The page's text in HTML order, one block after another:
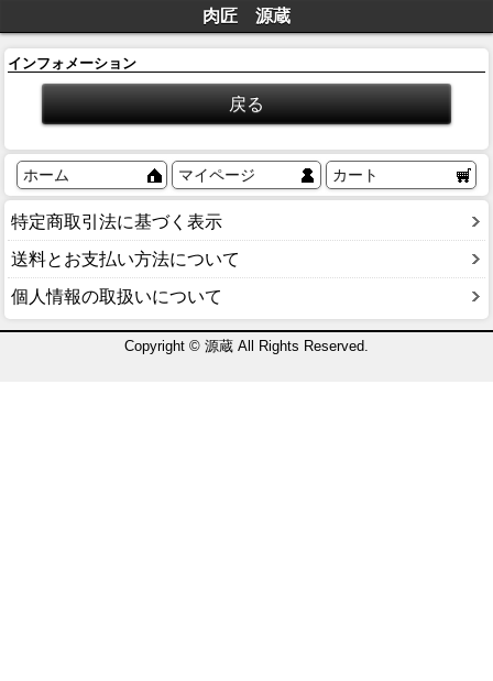
肉匠 源蔵
インフォメーション
ホーム マイページ カート
特定商取引法に基づく表示
送料とお支払い方法について
個人情報の取扱いについて
Copyright © 源蔵 All Rights Reserved.